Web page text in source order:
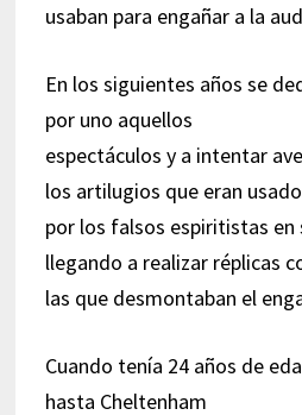
usaban para engañar a la
En los siguientes años se
por uno aquellos
espectáculos y a intentar
los artilugios que eran
por los falsos espiritistas en
llegando a realizar réplicas
las que desmontaban el
Cuando tenía 24 años de
hasta Cheltenham